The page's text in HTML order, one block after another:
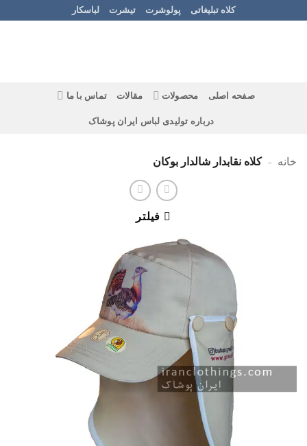
کلاه تبلیغاتی پولوشرت تیشرت لباسکار
صفحه اصلی محصولات مقالات تماس با ما
درباره تولیدی لباس ایران پوشاک
خانه - کلاه نقابدار شالدار بوکان
فیلتر